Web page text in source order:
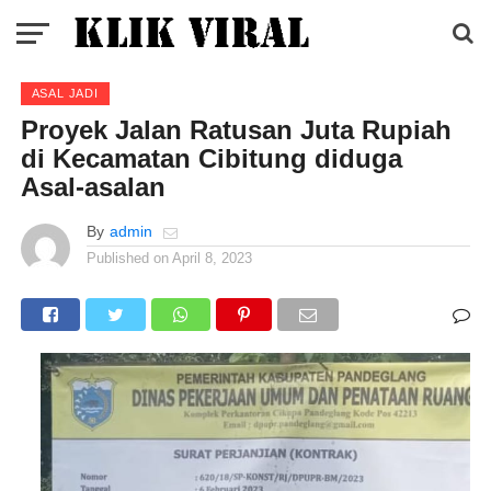
ASAL JADI
Proyek Jalan Ratusan Juta Rupiah
di Kecamatan Cibitung diduga
Asal-asalan
By admin
Published on April 8, 2023